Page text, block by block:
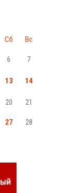
Сб Вс
6 7
13 14
20 21
27 28